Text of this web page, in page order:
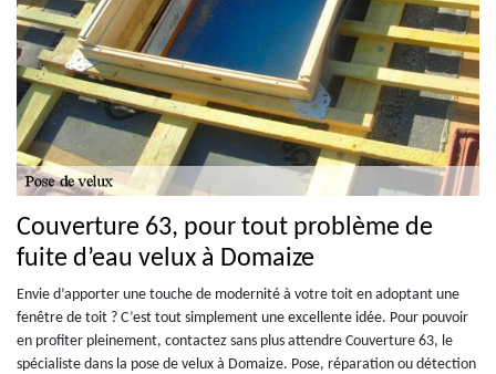
Couverture 63, pour tout problème de
fuite d’eau velux à Domaize
Envie d’apporter une touche de modernité à votre toit en adoptant une
fenêtre de toit ? C’est tout simplement une excellente idée. Pour pouvoir
en profiter pleinement, contactez sans plus attendre Couverture 63, le
spécialiste dans la pose de velux à Domaize. Pose, réparation ou détection